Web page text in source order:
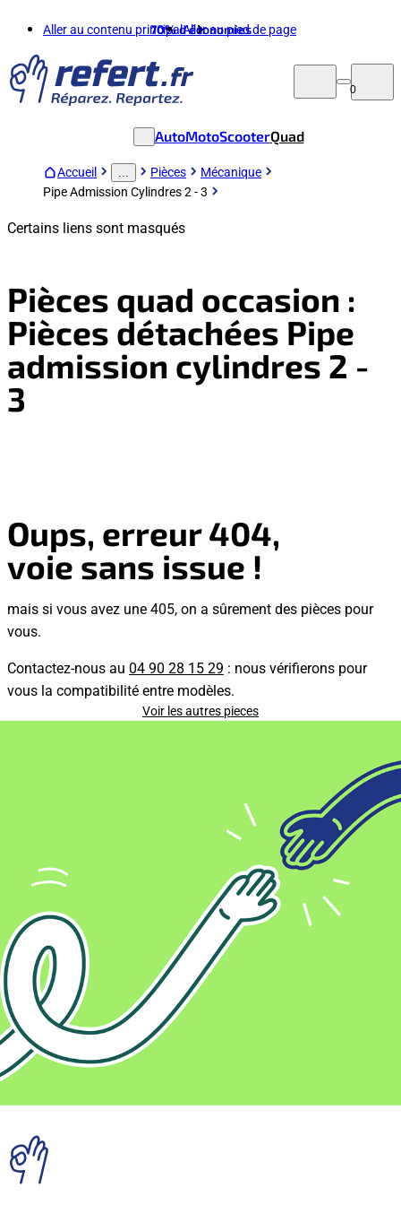
Aller au contenu principalAller au pied de page
70%d'économies
0
AutoMotoScooterQuad
Accueil Pièces
Mécanique
Pipe Admission Cylindres 2 - 3
Certains liens sont masqués
Pièces quad occasion :
Pièces détachées Pipe
admission cylindres 2 -
3
Oups, erreur 404,
voie sans issue !
mais si vous avez une 405, on a sûrement des pièces pour
vous.
Contactez-nous au 04 90 28 15 29 : nous vérifierons pour
vous la compatibilité entre modèles.
Voir les autres pieces